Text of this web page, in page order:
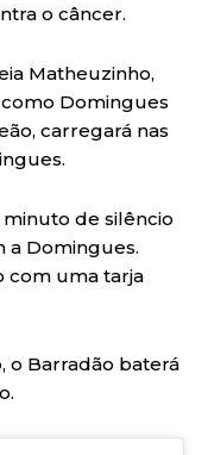
o câncer.
Matheuzinho,
Domingues
carregará nas
de silêncio
a Domingues.
com uma tarja
o Barradão baterá